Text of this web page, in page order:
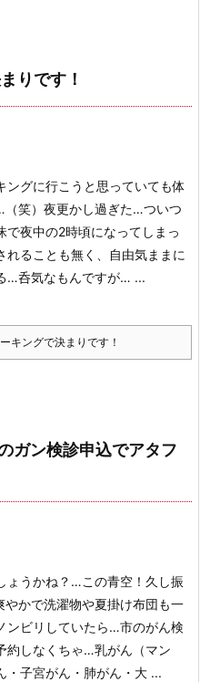
りです！
ングに行こうと思っていても体
笑） 夜更かし過ぎた…ついつ
で夜中の2時頃になってしまっ
れることも無く、自由気ままに
…呑気なもんですが… ...
キングで決まりです！
ガン検診申込でアタフ
ょうかね？…この青空！ 久し振
やかで洗濯物や夏掛け布団も一
ンビリしていたら…市のがん検
約しなくちゃ…乳がん（マン
・子宮がん・肺がん・大 ...